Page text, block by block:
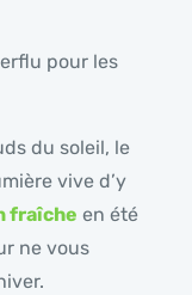
pour les
du soleil, le
vive d’y
fraîche en été
ne vous